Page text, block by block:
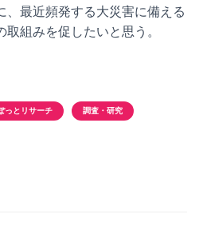
、最近頻発する大災害に備える
組みを促したいと思う。
っとリサーチ 調査・研究